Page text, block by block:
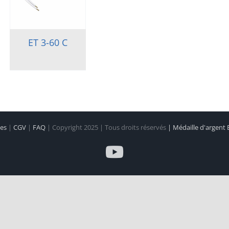
ET 3-60 C
| CGV | FAQ | Copyright 2025 | Tous droits réservés | Médaille d'argent